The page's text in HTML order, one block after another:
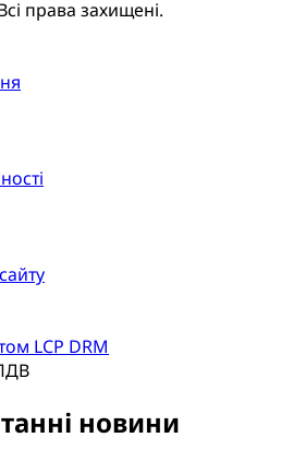
права захищені.
LCP DRM
новини